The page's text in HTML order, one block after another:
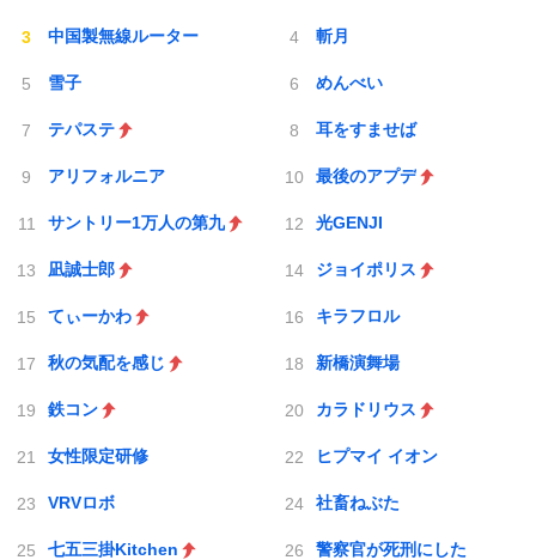
中国製無線ルーター 斬月
雪子 めんべい
テパステ 耳をすませば
アリフォルニア 最後のアプデ
サントリー1万人の第九 光GENJI
凪誠士郎 ジョイポリス
てぃーかわ キラフロル
秋の気配を感じ 新橋演舞場
鉄コン カラドリウス
女性限定研修 ヒプマイ イオン
VRVロボ 社畜ねぶた
七五三掛Kitchen 警察官が死刑にした